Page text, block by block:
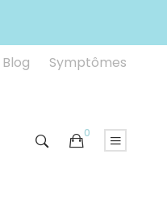
Blog Symptômes
0